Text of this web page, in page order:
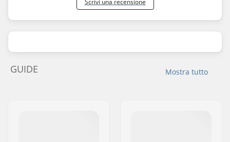
Scrivi una recensione
Mostra tutto
GUIDE